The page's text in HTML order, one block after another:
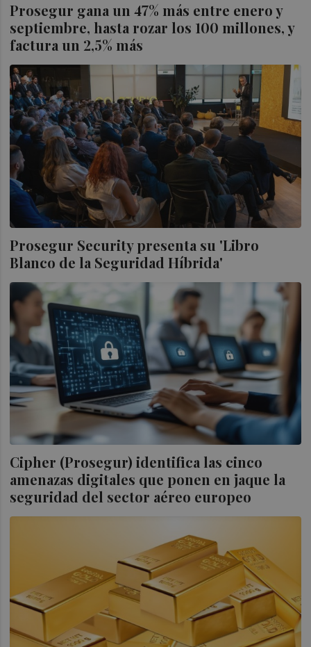
Prosegur gana un 47% más entre enero y
septiembre, hasta rozar los 100 millones, y
factura un 2,5% más
Prosegur Security presenta su 'Libro
Blanco de la Seguridad Híbrida'
Cipher (Prosegur) identifica las cinco
amenazas digitales que ponen en jaque la
seguridad del sector aéreo europeo